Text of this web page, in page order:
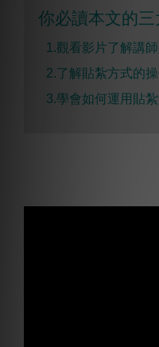
你必讀本文的三
1.觀看影片了解講師
2.了解貼紮方式的
3.學會如何運用貼紮